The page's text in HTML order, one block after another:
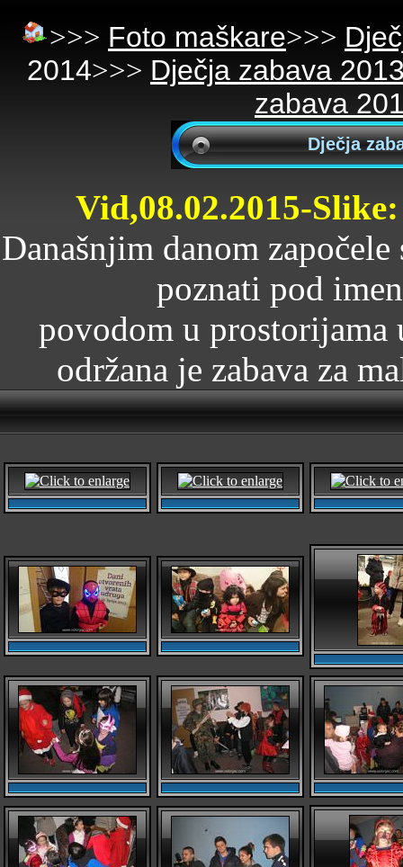
>>> Foto maškare>>>
2014>>> Dječja zabava
zabava
Dječja
Vid,08.02.2015-
Današnjim danom
poznati pod
povodom u prostorijama
održana je zabava za